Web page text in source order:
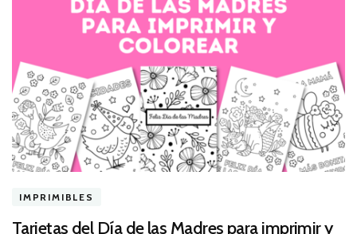
IMPRIMIBLES
Tarjetas del Día de las Madres para imprimir y